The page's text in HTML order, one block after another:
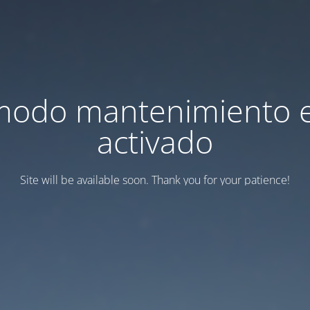
mantenimiento
activado
Site will be available soon. Thank you for your patience!